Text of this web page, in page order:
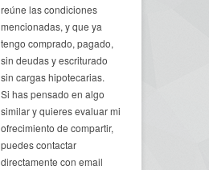
reúne las condiciones
mencionadas, y que ya
tengo comprado, pagado,
sin deudas y escriturado
sin cargas hipotecarias.
Si has pensado en algo
similar y quieres evaluar mi
ofrecimiento de compartir,
puedes contactar
directamente con email